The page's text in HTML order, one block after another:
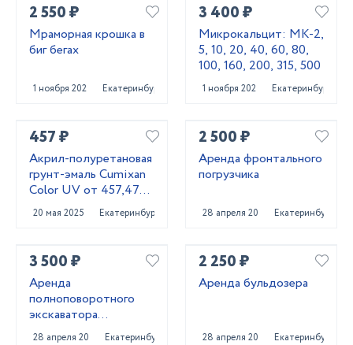
2 550 ₽
Мраморная крошка в
биг бегах
1 ноября 2025 Екатеринбург
3 400 ₽
Микрокальцит: МК-2,
5, 10, 20, 40, 60, 80,
100, 160, 200, 315, 500
1 ноября 2025 Екатеринбург
457 ₽
Акрил-полуретановая
грунт-эмаль Cumixan
Color UV от 457,47
рублей
20 мая 2025 Екатеринбург
2 500 ₽
Аренда фронтального
погрузчика
28 апреля 2025 Екатеринбург
3 500 ₽
Аренда
полноповоротного
экскаватора
погрузчика
28 апреля 2025 Екатеринбург
2 250 ₽
Аренда бульдозера
28 апреля 2025 Екатеринбург